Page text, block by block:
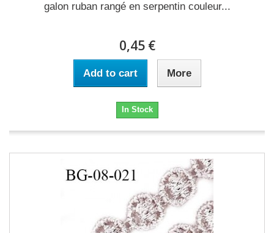
galon ruban rangé en serpentin couleur...
0,45 €
Add to cart More
In Stock